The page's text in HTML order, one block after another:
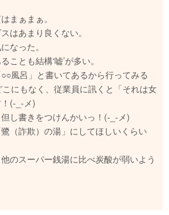
まぁまぁ。
はあまり良くない。
なった。
とも結構‘嘘’が多い。
風呂」と書いてあるから行ってみる
にもなく、従業員に訊くと「それは女
(-_-メ)
し書きをつけんかいっ！(-_-メ)
（詐欺）の湯」にしてほしいくらい
のスーパー銭湯に比べ炭酸が弱いよう